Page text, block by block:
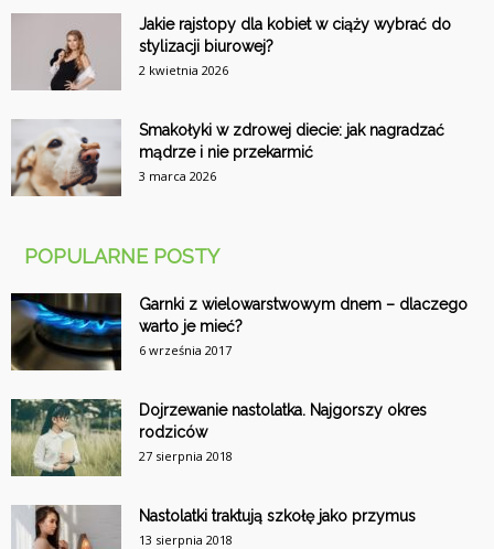
Jakie rajstopy dla kobiet w ciąży wybrać do
stylizacji biurowej?
2 kwietnia 2026
Smakołyki w zdrowej diecie: jak nagradzać
mądrze i nie przekarmić
3 marca 2026
POPULARNE POSTY
Garnki z wielowarstwowym dnem – dlaczego
warto je mieć?
6 września 2017
Dojrzewanie nastolatka. Najgorszy okres
rodziców
27 sierpnia 2018
Nastolatki traktują szkołę jako przymus
13 sierpnia 2018